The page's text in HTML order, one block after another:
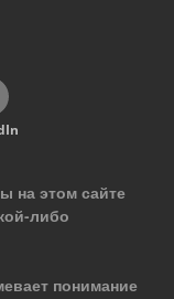
на этом сайте
либо
понимание